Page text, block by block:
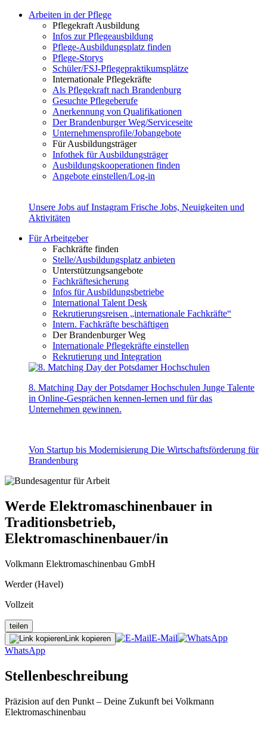
Arbeiten in der Pflege
Pflegekraft Ausbildung
Infos zur Pflegeausbildung
Pflege-Ausbildungsplatz finden
Pflege-Storys
Schüler/FSJ-Pflegepraktikumsplätze
Internationale Pflegekräfte
Als Pflegekraft nach Brandenburg
Gesuchte Pflegeberufe
Anerkennung von Qualifikationen
Der Brandenburger Weg/Serviceseite
Unternehmensprofile/Jobangebote
Für Ausbildungsträger
Infothek für Ausbildungsträger
Ausbildungskooperationen finden
Angebote einstellen/Log-in
Unsere Jobs auf Instagram Frische Jobs, Neuigkeiten und
Aktivitäten
Für Arbeitgeber
Fachkräfte finden
Stelle/Ausbildungsplatz anbieten
Unterstützungsangebote
Fachkräftesicherung
Infos für Ausbildungsbetriebe
International Talent Desk
Rekrutierungsreisen „internationale Fachkräfte“
Intern. Fachkräfte beschäftigen
Der Brandenburger Weg
Internationale Pflegekräfte einstellen
Rekrutierung und Integration
8. Matching Day der Potsdamer Hochschulen Junge Talente
in Online-Gesprächen kennen-lernen und für das
Unternehmen gewinnen.
Von Startup bis Modernisierung Die Wirtschaftsförderung für
Brandenburg
Werde Elektromaschinenbauer in
Traditionsbetrieb,
Elektromaschinenbauer/in
Volkmann Elektromaschinenbau GmbH
Werder (Havel)
Vollzeit
teilen
Link kopieren
E-Mail
WhatsApp
Stellenbeschreibung
Präzision auf den Punkt – Deine Zukunft bei Volkmann
Elektromaschinenbau